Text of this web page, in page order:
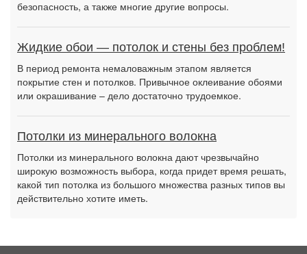
безопасность, а также многие другие вопросы.
Жидкие обои — потолок и стены без проблем!
В период ремонта немаловажным этапом является
покрытие стен и потолков. Привычное оклеивание обоями
или окрашивание – дело достаточно трудоемкое.
Потолки из минерального волокна
Потолки из минерального волокна дают чрезвычайно
широкую возможность выбора, когда придет время решать,
какой тип потолка из большого множества разных типов вы
действительно хотите иметь.